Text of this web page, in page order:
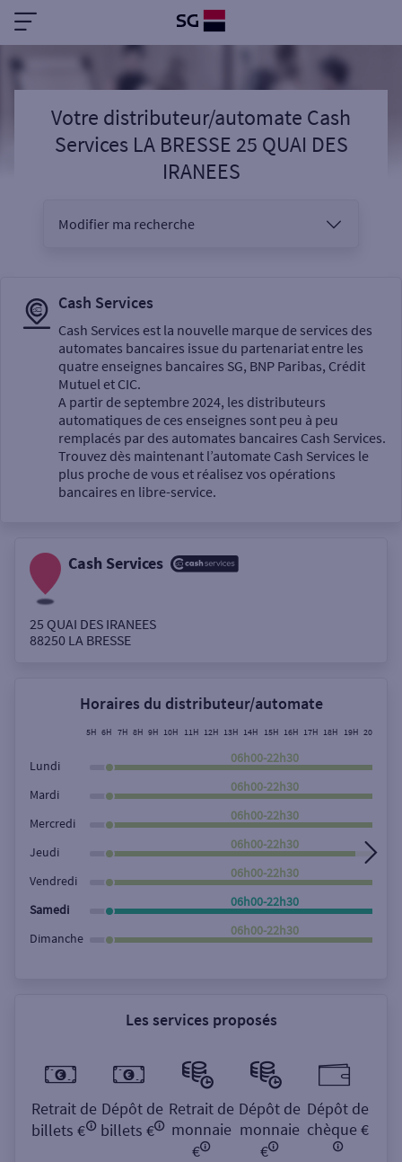
Votre distributeur/automate Cash
Services LA BRESSE 25 QUAI DES
IRANEES
Modifier ma recherche
Sélectionnez votre recherche
Un service
Autour de moi
Rue
Rechercher
Cash Services
Cash Services est la nouvelle marque de services des
automates bancaires issue du partenariat entre les
quatre enseignes bancaires SG, BNP Paribas, Crédit
Mutuel et CIC.
A partir de septembre 2024, les distributeurs
automatiques de ces enseignes sont peu à peu
remplacés par des automates bancaires Cash Services.
Trouvez dès maintenant l’automate Cash Services le
plus proche de vous et réalisez vos opérations
bancaires en libre-service.
Cash Services
25 QUAI DES IRANEES
88250 LA BRESSE
Horaires du distributeur/automate
5H 6H 7H 8H 9H 10H 11H 12H 13H 14H 15H 16H 17H 18H 19H 20H
Lundi
06h00-22h30
Mardi
06h00-22h30
Mercredi
06h00-22h30
Jeudi
06h00-22h30
Vendredi
06h00-22h30
Samedi
06h00-22h30
Dimanche
06h00-22h30
Les services proposés
Retrait de
billets €
Dépôt de
billets €
Retrait de
monnaie
€
Dépôt de
monnaie
€
Dépôt de
chèque €